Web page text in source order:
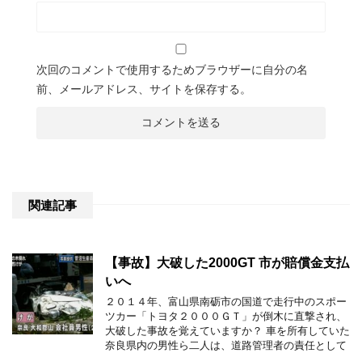
次回のコメントで使用するためブラウザーに自分の名
前、メールアドレス、サイトを保存する。
関連記事
【事故】大破した2000GT 市が賠償金支払
いへ
２０１４年、富山県南砺市の国道で走行中のスポー
ツカー「トヨタ２０００ＧＴ」が倒木に直撃され、
大破した事故を覚えていますか？ 車を所有していた
奈良県内の男性ら二人は、道路管理者の責任として